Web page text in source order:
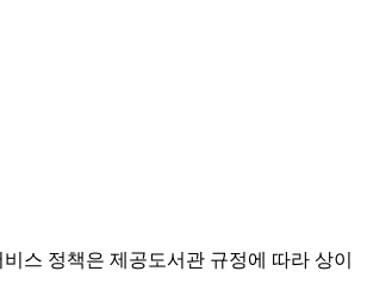
스 정책은 제공도서관 규정에 따라 상이